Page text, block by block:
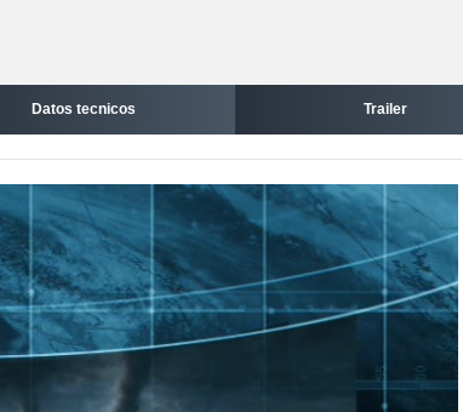
Datos tecnicos Trailer